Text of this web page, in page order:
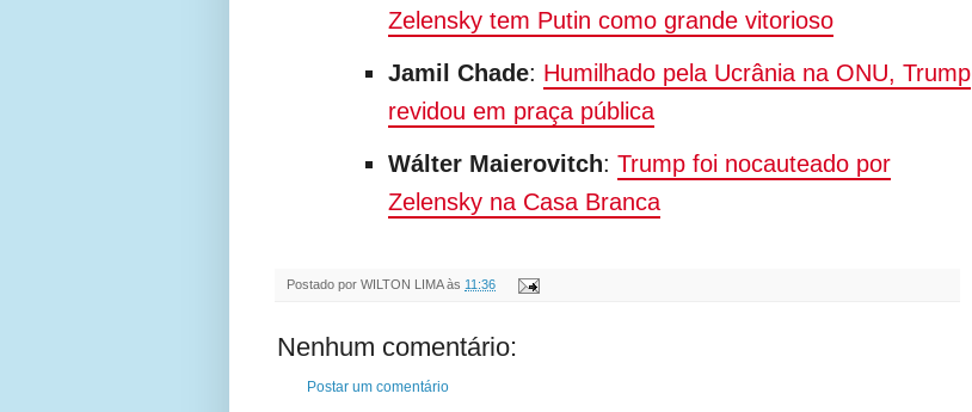
Zelensky tem Putin como grande vitorioso
Jamil Chade: Humilhado pela Ucrânia na ONU, Trump
revidou em praça pública
Wálter Maierovitch: Trump foi nocauteado por
Zelensky na Casa Branca
Postado por WILTON LIMA às 11:36
Nenhum comentário:
Postar um comentário